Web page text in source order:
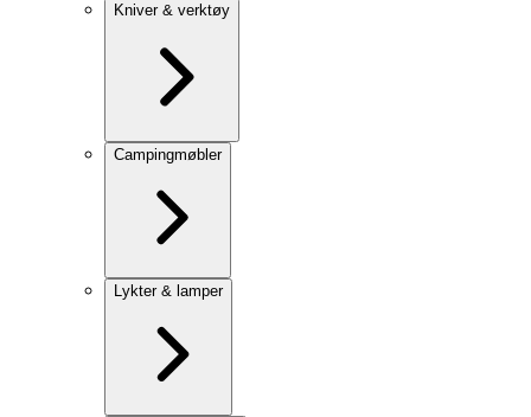
Kniver & verktøy
Campingmøbler
Lykter & lamper